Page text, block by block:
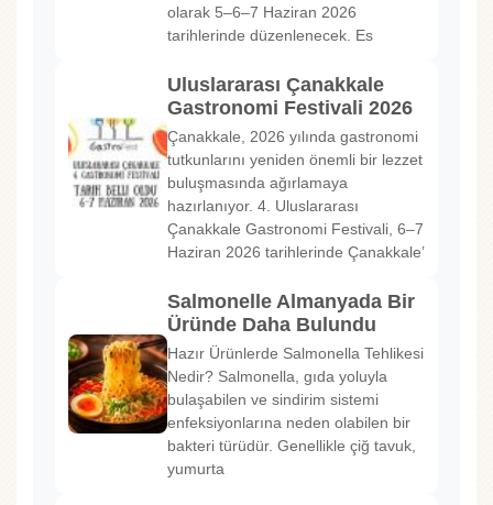
olarak 5–6–7 Haziran 2026
tarihlerinde düzenlenecek. Es
Uluslararası Çanakkale
Gastronomi Festivali 2026
Çanakkale, 2026 yılında gastronomi
tutkunlarını yeniden önemli bir lezzet
buluşmasında ağırlamaya
hazırlanıyor. 4. Uluslararası
Çanakkale Gastronomi Festivali, 6–7
Haziran 2026 tarihlerinde Çanakkale’
Salmonelle Almanyada Bir
Üründe Daha Bulundu
Hazır Ürünlerde Salmonella Tehlikesi
Nedir? Salmonella, gıda yoluyla
bulaşabilen ve sindirim sistemi
enfeksiyonlarına neden olabilen bir
bakteri türüdür. Genellikle çiğ tavuk,
yumurta